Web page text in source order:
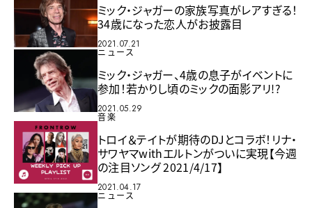
ミック・ジャガーの家族写真がレアすぎる！
34歳になった恋人がお披露目
2021.07.21
ニュース
ミック・ジャガー、4歳の息子がイベントに
参加！若かりし頃のミックの面影アリ!?
2021.05.29
音楽
トロイ＆テイトが期待のDJとコラボ！リナ・
サワヤマwithエルトンがついに実現【今週
の注目ソング 2021/4/17】
2021.04.17
ニュース